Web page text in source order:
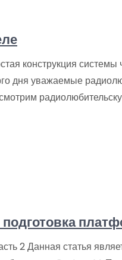
конструкция системы
дня уважаемые
2 Данная статья